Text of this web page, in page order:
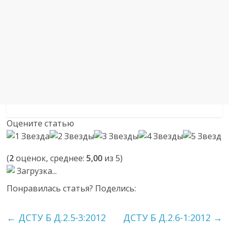
Оцените статью
(2оценок, среднее:5,00 из 5)
Загрузка...
Понравилась статья? Поделись:
← ДСТУ Б Д.2.5-3:2012 ДСТУ Б Д.2.6-1:2012 →